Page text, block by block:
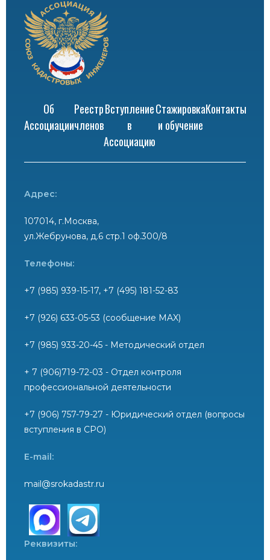
Об
Ассоциации
Реестр
членов
Вступление
в
Ассоциацию
Стажировка
и обучение
Контакты
Адрес:
107014, г.Москва,
ул.Жебрунова, д.6 стр.1 оф.300/8
Телефоны:
+7 (985) 939-15-17, +7 (495) 181-52-83
+7 (926) 633-05-53 (сообщение MAX)
+7 (985) 933-20-45 - Методический отдел
+ 7 (906)719-72-03 - Отдел контроля
профессиональной деятельности
+7 (906) 757-79-27 - Юридический отдел (вопросы
вступления в СРО)
E-mail:
mail@srokadastr.ru
Реквизиты: